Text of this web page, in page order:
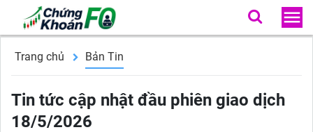
Trang chủ Bản Tin
Tin tức cập nhật đầu phiên giao dịch
18/5/2026